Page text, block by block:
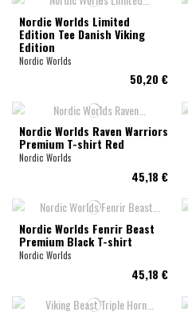
Nordic Worlds Limited
Edition Tee Danish Viking
Edition
Nordic Worlds
50,20 €
Nordic Worlds Raven Warriors
Premium T-shirt Red
Nordic Worlds
45,18 €
Nordic Worlds Fenrir Beast
Premium Black T-shirt
Nordic Worlds
45,18 €